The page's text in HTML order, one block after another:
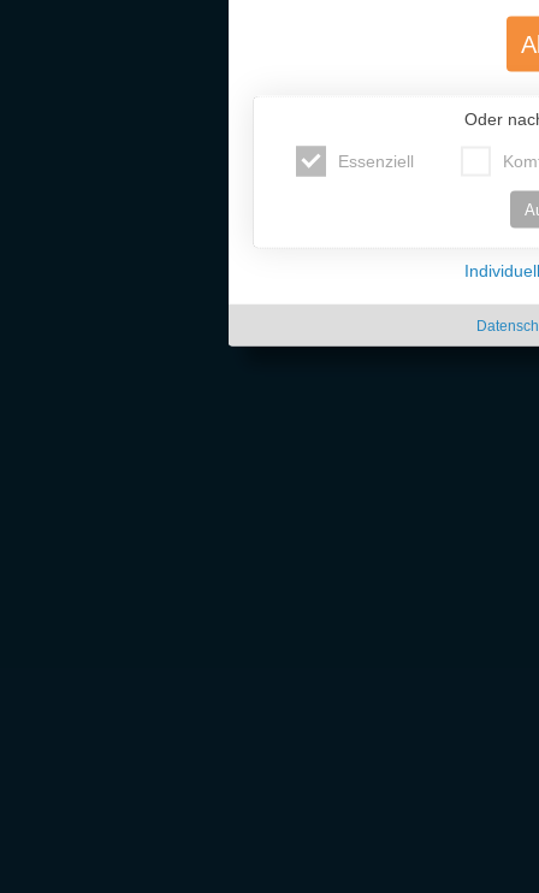
Oder
Essenziell